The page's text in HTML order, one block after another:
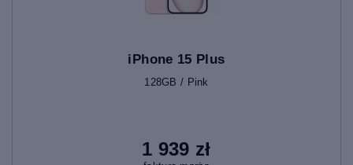
iPhone 15 Plus
128GB / Pink
1 939 zł